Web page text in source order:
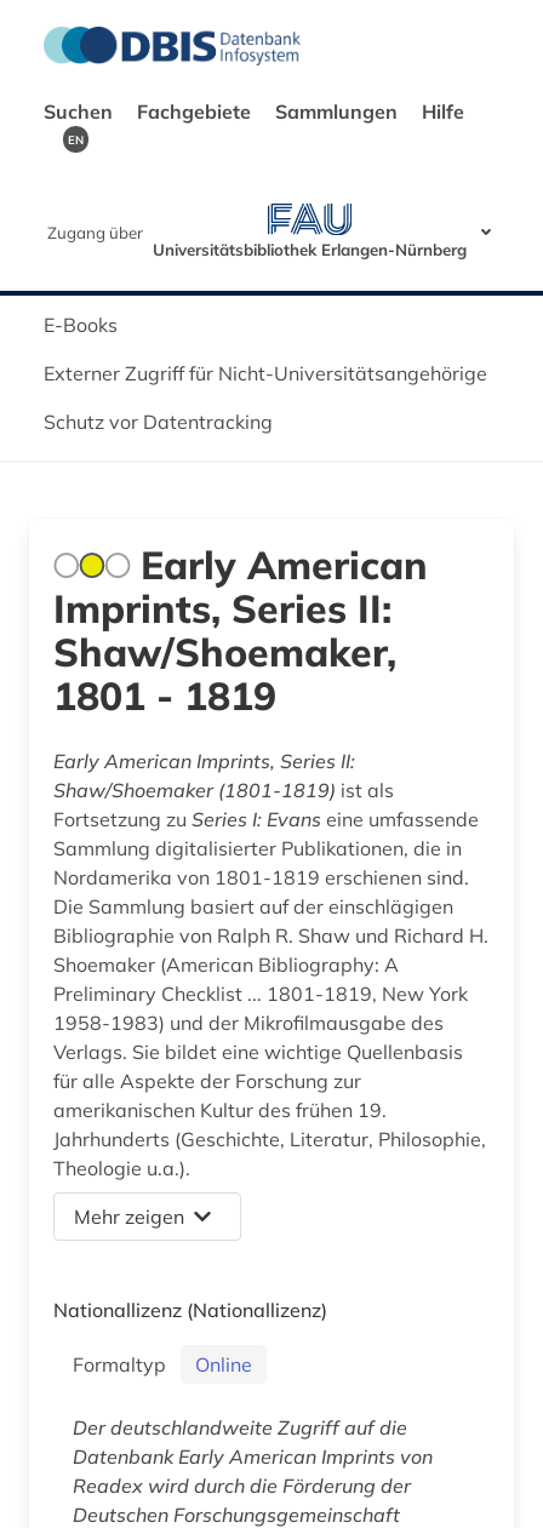
Suchen Fachgebiete Sammlungen Hilfe
EN
Zugang über
Universitätsbibliothek Erlangen-Nürnberg
E-Books
Externer Zugriff für Nicht-Universitätsangehörige
Schutz vor Datentracking
Early American
Imprints, Series II:
Shaw/Shoemaker,
1801 - 1819
Early American Imprints, Series II:
Shaw/Shoemaker (1801-1819) ist als
Fortsetzung zu Series I: Evans eine umfassende
Sammlung digitalisierter Publikationen, die in
Nordamerika von 1801-1819 erschienen sind.
Die Sammlung basiert auf der einschlägigen
Bibliographie von Ralph R. Shaw und Richard H.
Shoemaker (American Bibliography: A
Preliminary Checklist ... 1801-1819, New York
1958-1983) und der Mikrofilmausgabe des
Verlags. Sie bildet eine wichtige Quellenbasis
für alle Aspekte der Forschung zur
amerikanischen Kultur des frühen 19.
Jahrhunderts (Geschichte, Literatur, Philosophie,
Theologie u.a.).
Mehr zeigen
Nationallizenz (Nationallizenz)
Formaltyp Online
Der deutschlandweite Zugriff auf die
Datenbank Early American Imprints von
Readex wird durch die Förderung der
Deutschen Forschungsgemeinschaft